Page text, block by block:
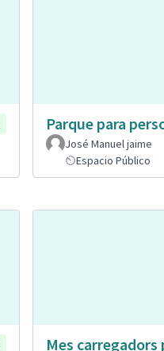
Parque para
José Manuel jaime
Espacio Público
Mes carregadors